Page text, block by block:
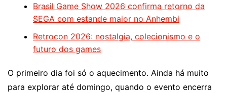
Brasil Game Show 2026 confirma retorno da
SEGA com estande maior no Anhembi
Retrocon 2026: nostalgia, colecionismo e o
futuro dos games
O primeiro dia foi só o aquecimento. Ainda há muito
para explorar até domingo, quando o evento encerra